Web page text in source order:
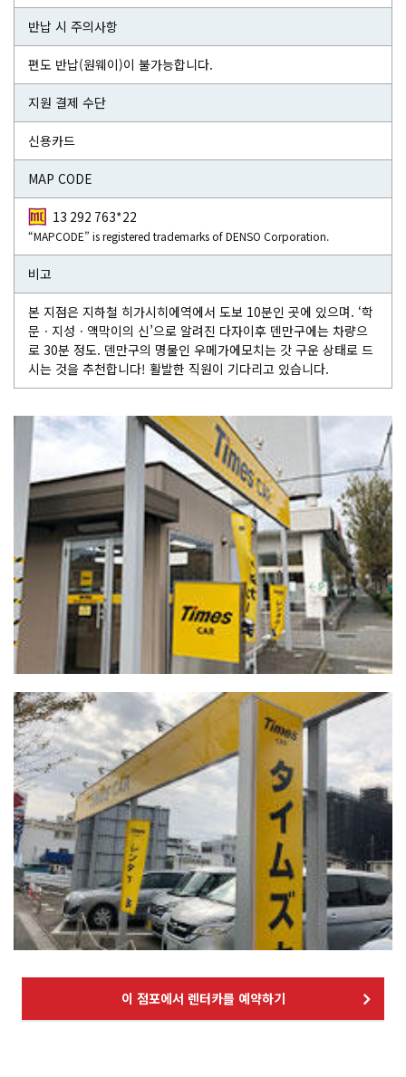
반납 시 주의사항
편도 반납(원웨이)이 불가능합니다.
지원 결제 수단
신용카드
MAP CODE
13 292 763*22
“MAPCODE” is registered trademarks of DENSO Corporation.
비고
본 지점은 지하철 히가시히에역에서 도보 10분인 곳에 있으며. ‘학
문ㆍ지성ㆍ액막이의 신’으로 알려진 다자이후 덴만구에는 차량으
로 30분 정도. 덴만구의 명물인 우메가에모치는 갓 구운 상태로 드
시는 것을 추천합니다! 활발한 직원이 기다리고 있습니다.
이 점포에서 렌터카를 예약하기